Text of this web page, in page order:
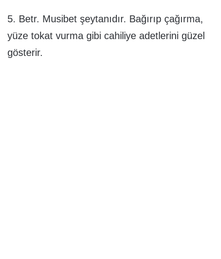
5. Betr. Musibet şeytanıdır. Bağırıp çağırma,
yüze tokat vurma gibi cahiliye adetlerini güzel
gösterir.